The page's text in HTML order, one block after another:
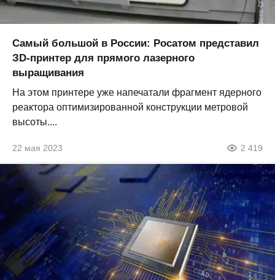
Самый большой в России: Росатом представил
ЗD-принтер для прямого лазерного
выращивания
На этом принтере уже напечатали фрагмент ядерного
реактора оптимизированной конструкции метровой
высоты....
22 мая 2023 2 419